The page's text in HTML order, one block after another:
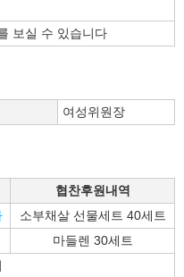
보실 수 있습니다
여성위원장
협찬후원내역
소부채살 선물세트 40세트
마들렌 30세트